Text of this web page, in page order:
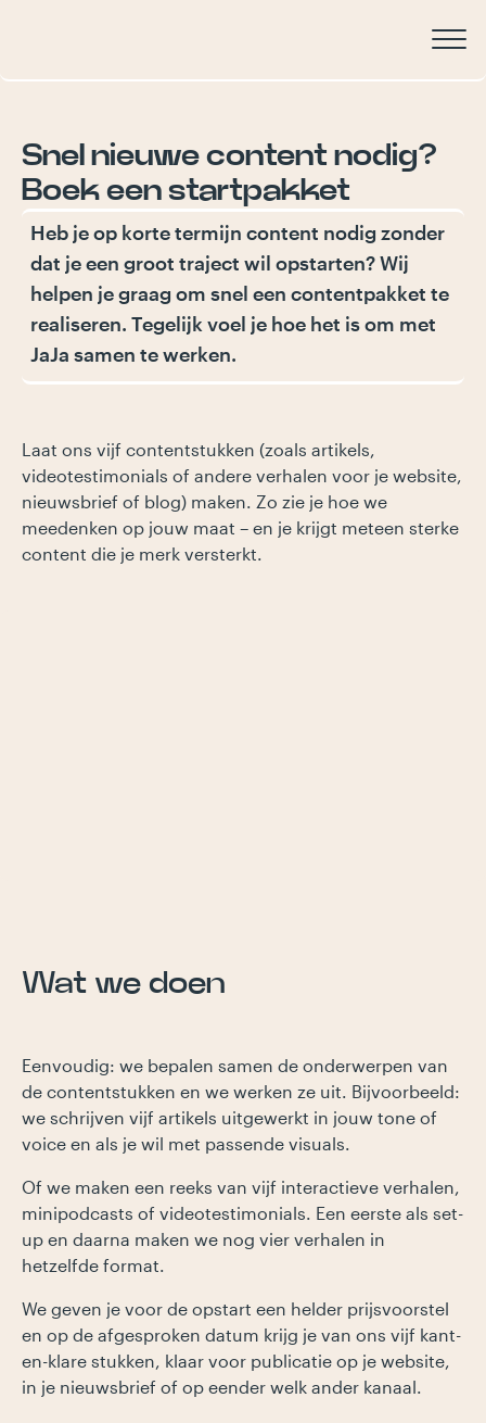
Snel nieuwe content nodig?
Boek een startpakket
Heb je op korte termijn content nodig zonder
dat je een groot traject wil opstarten? Wij
helpen je graag om snel een contentpakket te
realiseren. Tegelijk voel je hoe het is om met
JaJa samen te werken.
Laat ons vijf contentstukken (zoals artikels,
videotestimonials of andere verhalen voor je website,
nieuwsbrief of blog) maken. Zo zie je hoe we
meedenken op jouw maat – en je krijgt meteen sterke
content die je merk versterkt.
Wat we doen
Eenvoudig: we bepalen samen de onderwerpen van
de contentstukken en we werken ze uit. Bijvoorbeeld:
we schrijven vijf artikels uitgewerkt in jouw tone of
voice en als je wil met passende visuals.
Of we maken een reeks van vijf interactieve verhalen,
minipodcasts of videotestimonials. Een eerste als set-
up en daarna maken we nog vier verhalen in
hetzelfde format.
We geven je voor de opstart een helder prijsvoorstel
en op de afgesproken datum krijg je van ons vijf kant-
en-klare stukken, klaar voor publicatie op je website,
in je nieuwsbrief of op eender welk ander kanaal.